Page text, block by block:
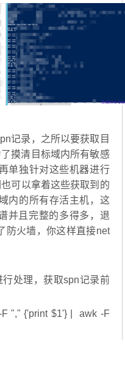
记录，之所以要获取目
摸清目标域内所有敏感
单独针对这些机器进行
可以拿着这些获取到的
内的所有存活主机，这
并且完整的多得多，退
防火墙，你这样直接net
处理，获取spn记录前
"," {'print $1'} | awk -F